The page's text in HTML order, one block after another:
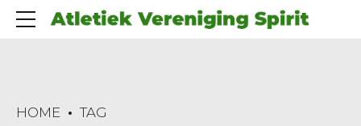
HOME TAG